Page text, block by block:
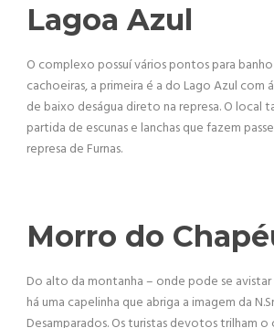
Lagoa Azul
O complexo possuí vários pontos para
cachoeiras, a primeira é a do Lago Azul com
de baixo deságua direto na represa. O local
partida de escunas e lanchas que fazem
represa de Furnas.
Morro do
Do alto da montanha – onde pode se avistar
há uma capelinha que abriga a imagem da
Desamparados. Os turistas devotos trilham